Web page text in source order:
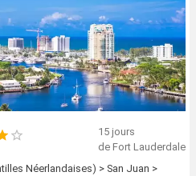
15 jours
de Fort Lauderdale
Néerlandaises) > San Juan >